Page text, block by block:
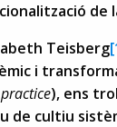
de
Teisberg
i
), ens
de cultiu